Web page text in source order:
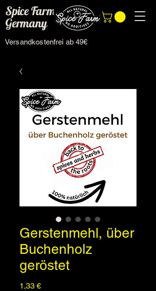
Spice Farm
Germany
Versandkostenfrei ab 49€
Gerstenmehl, über
Buchenholz
geröstet
1,33 €Preis